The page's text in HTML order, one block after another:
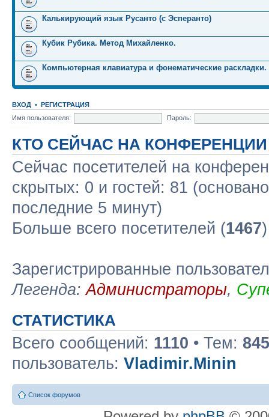
Калькирующий язык Русанто (с Эсперанто)
Кубик Рубика. Метод Михайленко.
Компьютерная клавиатура и фонематические раскладки.
ВХОД • РЕГИСТРАЦИЯ
Имя пользователя:
Пароль:
КТО СЕЙЧАС НА КОНФЕРЕНЦИИ
Сейчас посетителей на
скрытых: 0 и гостей: 81
последние 5 минут)
Больше всего посетителей (1467
Зарегистрированные
Легенда:Администраторы,
СТАТИСТИКА
Всего сообщений: 1110 • Тем: 845
пользователь: Vladimir.Minin
Список форумов